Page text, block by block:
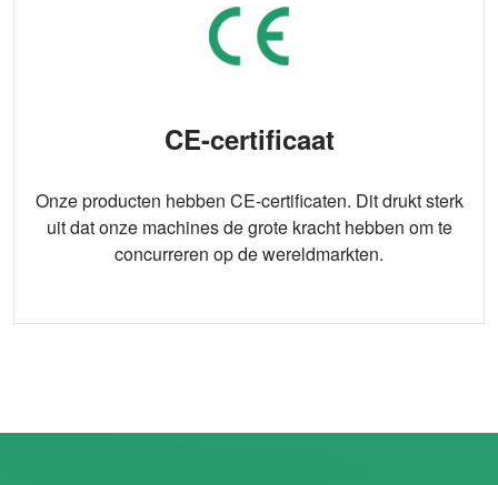
CE-certificaat
Onze producten hebben CE-certificaten. Dit drukt sterk
uit dat onze machines de grote kracht hebben om te
concurreren op de wereldmarkten.